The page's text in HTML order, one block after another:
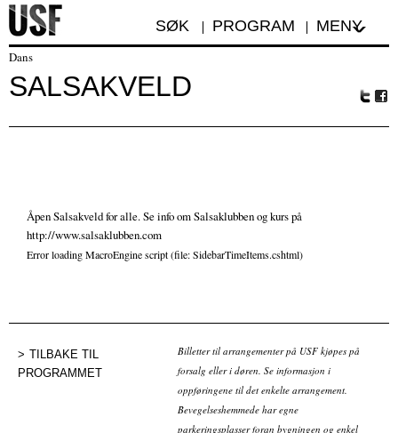
SØK PROGRAM MENY
Dans
SALSAKVELD
Åpen Salsakveld for alle. Se info om Salsaklubben og kurs på
http://www.salsaklubben.com
Error loading MacroEngine script (file: SidebarTimeItems.cshtml)
TILBAKE TIL
PROGRAMMET
Billetter til arrangementer på USF kjøpes på
forsalg eller i døren. Se informasjon i
oppføringene til det enkelte arrangement.
Bevegelseshemmede har egne
parkeringsplasser foran bygningen og enkel